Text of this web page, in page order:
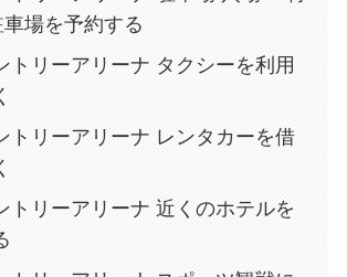
場を予約する
トリーアリーナ タクシーを利用
トリーアリーナ レンタカーを借
トリーアリーナ 近くのホテルを